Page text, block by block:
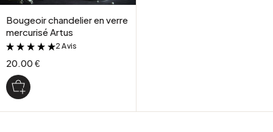
Bougeoir chandelier en verre
mercurisé Artus
&
2 Avis
20.00 €